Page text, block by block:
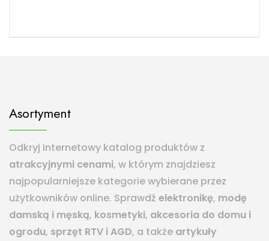
Asortyment
Odkryj internetowy katalog produktów z
atrakcyjnymi cenami, w którym znajdziesz
najpopularniejsze kategorie wybierane przez
użytkowników online. Sprawdź elektronikę, modę
damską i męską, kosmetyki, akcesoria do domu i
ogrodu, sprzęt RTV i AGD, a także artykuły